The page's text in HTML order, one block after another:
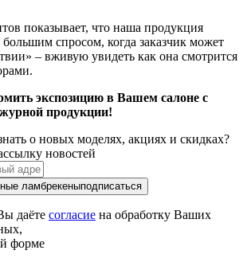
показывает, что наша продукция
большим спросом, когда заказчик может
– вживую увидеть как она смотрится
экспозицию в Вашем салоне с
продукции!
о новых моделях, акциях и скидках?
новостей
подписаться
даёте согласие на обработку Ваших
форме